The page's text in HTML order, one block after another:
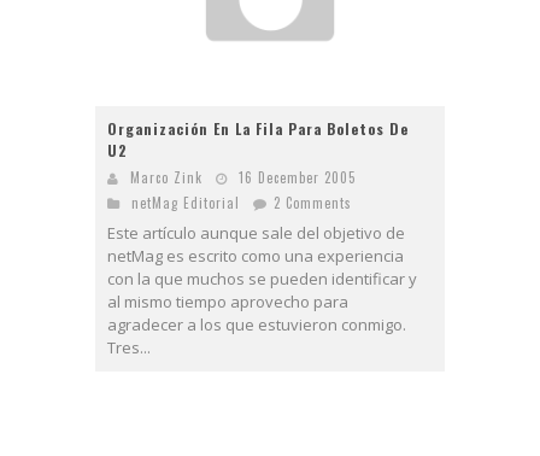
Organización En La Fila Para Boletos De
U2
Marco Zink
16 December 2005
netMag Editorial
2 Comments
Este artículo aunque sale del objetivo de
netMag es escrito como una experiencia
con la que muchos se pueden identificar y
al mismo tiempo aprovecho para
agradecer a los que estuvieron conmigo.
Tres...